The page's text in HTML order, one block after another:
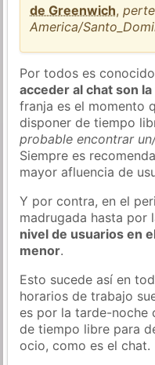
de Greenwich,
America/
Por todos es
acceder al chat son
franja es el momento
disponer de tiempo
probable encontrar
Siempre es
mayor afluencia de
Y por contra, en el
madrugada hasta
nivel de usuarios en
menor.
Esto sucede así en
horarios de trabajo
es por la tarde-noche
de tiempo libre para
ocio, como es el chat.